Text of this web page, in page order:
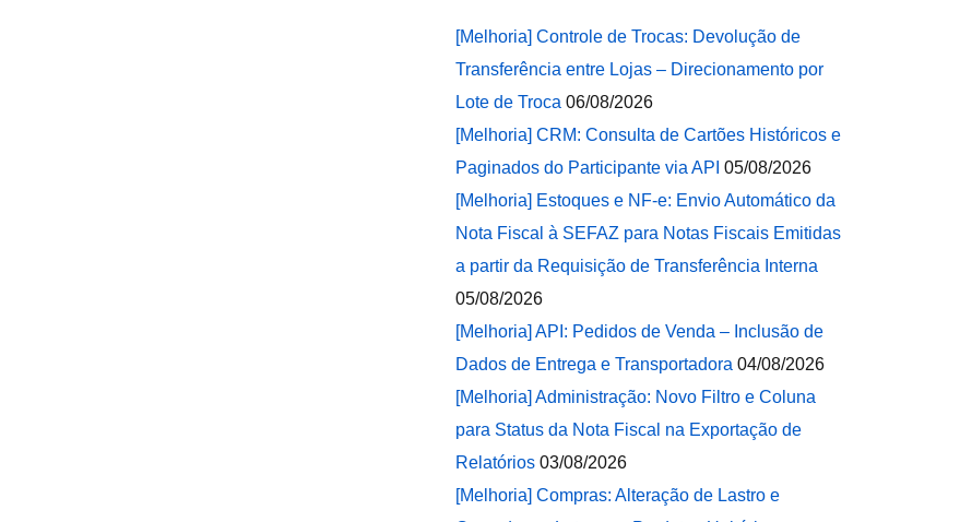
[Melhoria] Controle de Trocas: Devolução de
Transferência entre Lojas – Direcionamento por
Lote de Troca 06/08/2026
[Melhoria] CRM: Consulta de Cartões Históricos e
Paginados do Participante via API 05/08/2026
[Melhoria] Estoques e NF-e: Envio Automático da
Nota Fiscal à SEFAZ para Notas Fiscais Emitidas
a partir da Requisição de Transferência Interna
05/08/2026
[Melhoria] API: Pedidos de Venda – Inclusão de
Dados de Entrega e Transportadora 04/08/2026
[Melhoria] Administração: Novo Filtro e Coluna
para Status da Nota Fiscal na Exportação de
Relatórios 03/08/2026
[Melhoria] Compras: Alteração de Lastro e